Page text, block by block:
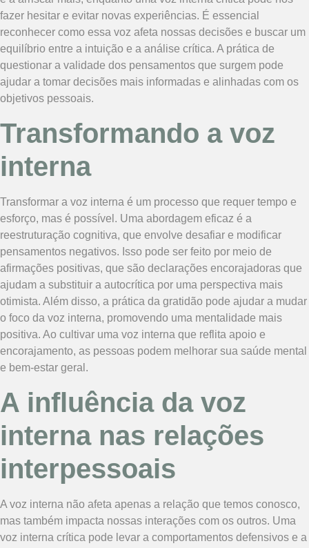
fazer hesitar e evitar novas experiências. É essencial
reconhecer como essa voz afeta nossas decisões e buscar um
equilíbrio entre a intuição e a análise crítica. A prática de
questionar a validade dos pensamentos que surgem pode
ajudar a tomar decisões mais informadas e alinhadas com os
objetivos pessoais.
Transformando a voz
interna
Transformar a voz interna é um processo que requer tempo e
esforço, mas é possível. Uma abordagem eficaz é a
reestruturação cognitiva, que envolve desafiar e modificar
pensamentos negativos. Isso pode ser feito por meio de
afirmações positivas, que são declarações encorajadoras que
ajudam a substituir a autocrítica por uma perspectiva mais
otimista. Além disso, a prática da gratidão pode ajudar a mudar
o foco da voz interna, promovendo uma mentalidade mais
positiva. Ao cultivar uma voz interna que reflita apoio e
encorajamento, as pessoas podem melhorar sua saúde mental
e bem-estar geral.
A influência da voz
interna nas relações
interpessoais
A voz interna não afeta apenas a relação que temos conosco,
mas também impacta nossas interações com os outros. Uma
voz interna crítica pode levar a comportamentos defensivos e a